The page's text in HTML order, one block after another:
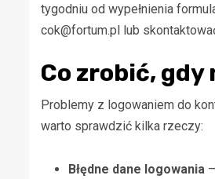
tygodniu od wypełnienia
cok@fortum.pl lub
Co zrobić, gdy
Problemy z logowaniem do
warto sprawdzić kilka rzeczy:
Błędne dane logowania